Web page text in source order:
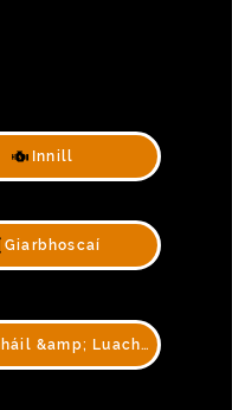
Innill
Giarbhoscaí
Teagmháil &amp; Luachan